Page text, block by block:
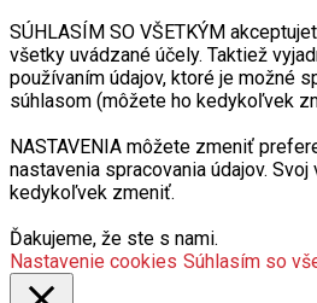
SÚHLASÍM SO VŠETKÝM
všetky uvádzané účely. Taktiež
používaním údajov, ktoré je možné
súhlasom (môžete ho kedykoľvek
NASTAVENIA môžete zmeniť
nastavenia spracovania údajov.
kedykoľvek zmeniť.
Ďakujeme, že ste s nami.
Nastavenie cookies Súhlasím so